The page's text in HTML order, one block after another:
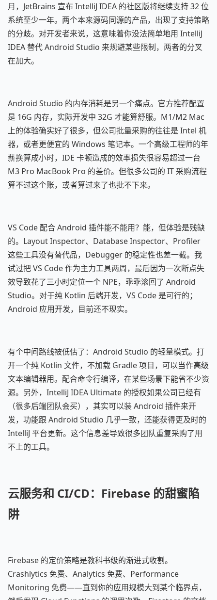
月，JetBrains 宣布 IntelliJ IDEA 的社区版将继续支持 32 位
系统至少一年。两个本来源码同源的产品，出现了支持策略
的分歧。对开发者来说，这意味着你没法简单地用 IntelliJ
IDEA 替代 Android Studio 来规避某些限制，两者的分叉
在加大。
Android Studio 的内存消耗是另一个痛点。官方推荐配置
是 16G 内存，实际开发中 32G 才能算舒服。M1/M2 Mac
上的体验确实好了很多，但公司批量采购的往往是 Intel 机
器，或者更便宜的 Windows 笔记本。一个高级工程师的年
薪换算成小时，IDE 卡顿造成的效率损失很容易超过一台
M3 Pro MacBook Pro 的差价。但很多公司的 IT 采购流程
算不过这个账，或者算过来了也批不下来。
VS Code 配合 Android 插件能不能用？能，但体验是残缺
的。Layout Inspector、Database Inspector、Profiler
这些工具没有替代品，Debugger 的稳定性也差一截。我
试过把 VS Code 作为主力工具两周，最后因为一次断点失
效导致花了三小时定位一个 NPE，乖乖滚回了 Android
Studio。对于纯 Kotlin 后端开发，VS Code 是可行的；
Android 应用开发，目前还不现实。
有个中间路线被低估了：Android Studio 的轻量模式。打
开一个纯 Kotlin 文件，不加载 Gradle 项目，可以当作高级
文本编辑器用。配合命令行编译，在某些场景下能省不少资
源。另外，IntelliJ IDEA Ultimate 的授权如果公司已经有
（很多后端团队会买），其实可以装 Android 插件来开
发，功能跟 Android Studio 几乎一致，还能获得更及时的
IntelliJ 平台更新。这个信息差导致很多团队重复采购了用
不上的工具。
云服务和 CI/CD：Firebase 的甜蜜陷
阱
Firebase 的定价策略是教科书级的渐进式收割。
Crashlytics 免费、Analytics 免费、Performance
Monitoring 免费——直到你的应用规模大到某个临界点，